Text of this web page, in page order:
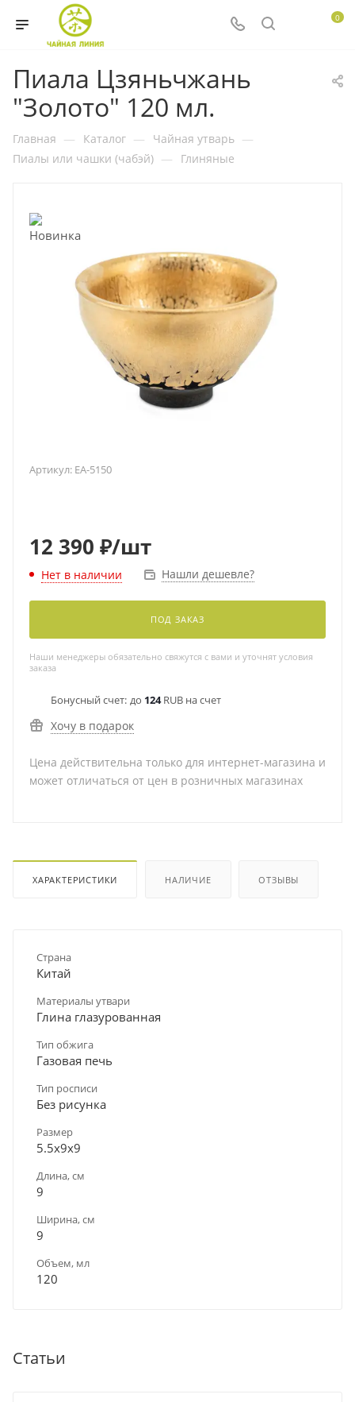
0
Пиала Цзяньчжань
"Золото" 120 мл.
Главная — Каталог — Чайная утварь —
Пиалы или чашки (чабэй) — Глиняные
Артикул: EA-5150
12 390 ₽/шт
Нет в наличии Нашли дешевле?
ПОД ЗАКАЗ
Наши менеджеры обязательно свяжутся с вами и уточнят условия
заказа
Бонусный счет: до 124RUB на счет
Хочу в подарок
Цена действительна только для интернет-магазина и
может отличаться от цен в розничных магазинах
ХАРАКТЕРИСТИКИ НАЛИЧИЕ ОТЗЫВЫ
Страна
Китай
Материалы утвари
Глина глазурованная
Тип обжига
Газовая печь
Тип росписи
Без рисунка
Размер
5.5х9х9
Длина, см
9
Ширина, см
9
Объем, мл
120
Статьи